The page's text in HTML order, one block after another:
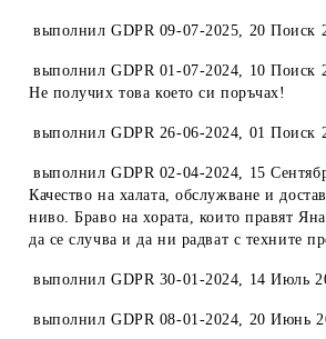
выполнилGDPR 09-07-2025, 20 Поиск
выполнилGDPR 01-07-2024, 10 Поиск
Не получих това което си поръчах!
выполнилGDPR 26-06-2024, 01 Поиск
выполнилGDPR 02-04-2024, 15
Качество на халата, обслужване и
ниво. Браво на хората, които правят
да се случва и да ни радват с техните
выполнилGDPR 30-01-2024, 14 Июль
выполнилGDPR 08-01-2024, 20 Июнь